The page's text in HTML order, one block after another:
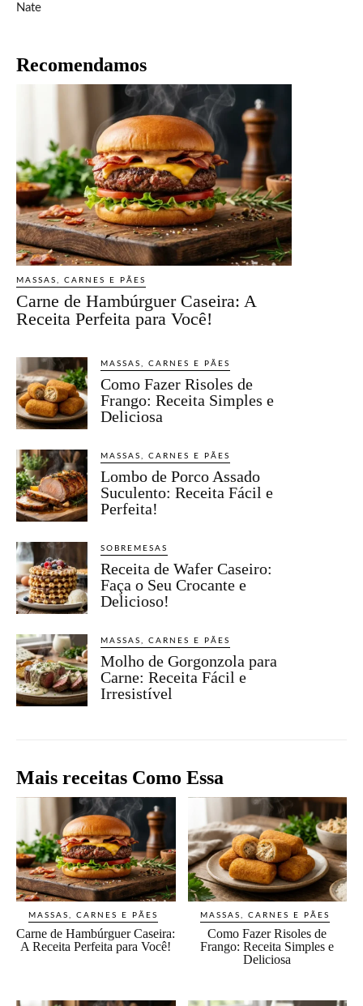
Nate
Recomendamos
MASSAS, CARNES E PÃES
Carne de Hambúrguer Caseira: A
Receita Perfeita para Você!
MASSAS, CARNES E PÃES
Como Fazer Risoles de
Frango: Receita Simples e
Deliciosa
MASSAS, CARNES E PÃES
Lombo de Porco Assado
Suculento: Receita Fácil e
Perfeita!
SOBREMESAS
Receita de Wafer Caseiro:
Faça o Seu Crocante e
Delicioso!
MASSAS, CARNES E PÃES
Molho de Gorgonzola para
Carne: Receita Fácil e
Irresistível
Mais receitas Como Essa
MASSAS, CARNES E PÃES
Carne de Hambúrguer Caseira:
A Receita Perfeita para Você!
MASSAS, CARNES E PÃES
Como Fazer Risoles de
Frango: Receita Simples e
Deliciosa